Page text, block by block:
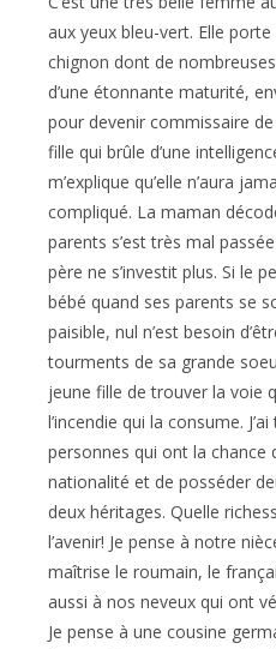
aux yeux bleu-vert. Elle
chignon dont de
d’une étonnante maturité,
pour devenir commissaire
fille qui brûle d’une
m’explique qu’elle n’aura
compliqué. La maman
parents s’est très mal
père ne s’investit plus. Si le
bébé quand ses parents se
paisible, nul n’est besoin
tourments de sa grande
jeune fille de trouver la voie
l’incendie qui la consume.
personnes qui ont la chance
nationalité et de posséder
deux héritages. Quelle
l’avenir! Je pense à notre
maîtrise le roumain, le
aussi à nos neveux qui ont
Je pense à une cousine